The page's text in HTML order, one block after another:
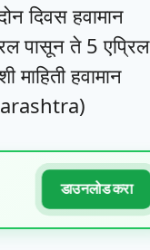
दिवस हवामान
पासून ते 5 एप्रिल
माहिती हवामान
डाउनलोड करा